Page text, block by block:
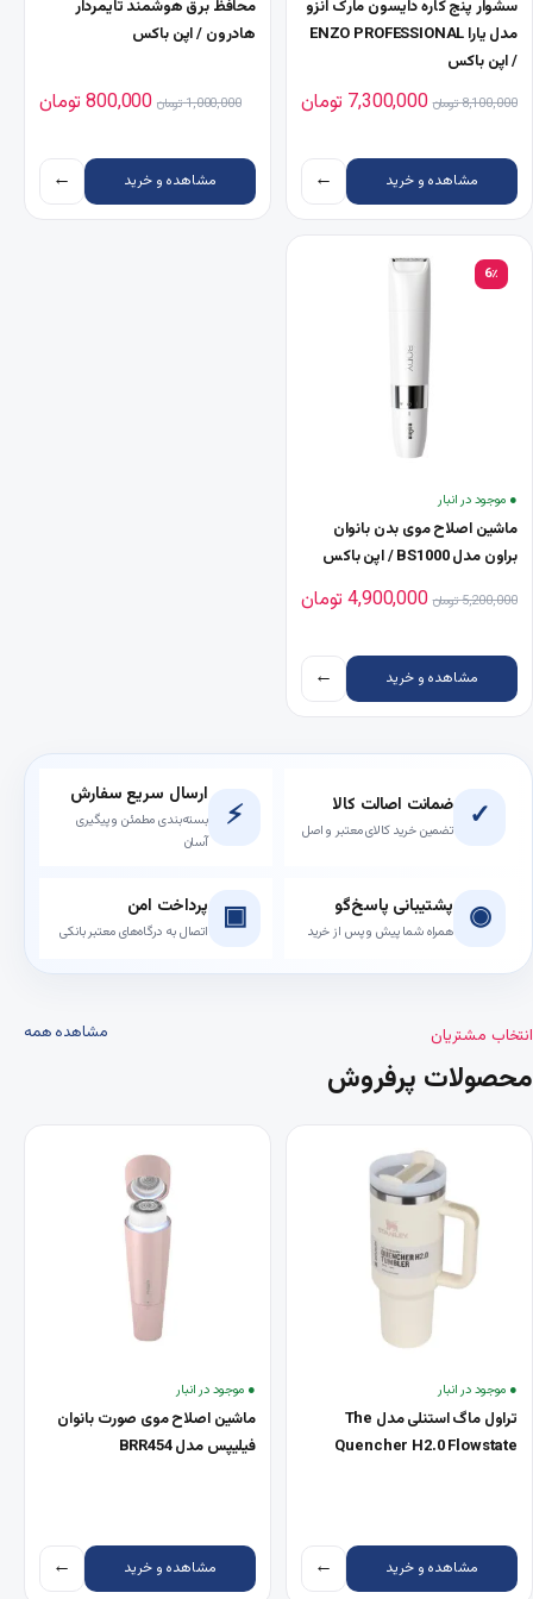
سشوار پنج کاره دایسون مارک انزو
مدل یارا ENZO PROFESSIONAL
/ اپن باکس
8,100,000تومان قیمت اصلی 8,100,000 تومان بود.
7,300,000 تومانقیمت فعلی 7,300,000 تومان است.
مشاهده و خرید ←
محافظ برق هوشمند تایمردار
هادرون / اپن باکس
1,000,000تومان قیمت اصلی 1,000,000 تومان بود.
800,000 تومانقیمت فعلی
مشاهده و خرید ←
6٪
● موجود در انبار
ماشین اصلاح موی بدن بانوان
براون مدل BS1000 / اپن باکس
5,200,000تومان قیمت اصلی 5,200,000 تومان بود.
4,900,000 تومانقیمت فعلی 4,900,000 تومان است.
مشاهده و خرید ←
✓ ضمانت اصالت کالا
تضمین خرید کالای معتبر و اصل ⚡
ارسال سریع سفارش
بسته‌بندی مطمئن و پیگیری
آسان
◉ پشتیبانی پاسخ‌گو
همراه شما پیش و پس از خرید ▣ پرداخت امن
اتصال به درگاه‌های معتبر بانکی
انتخاب مشتریان
محصولات پرفروش
مشاهده همه
● موجود در انبار
تراول ماگ استنلی مدل The
Quencher H2.0 Flowstate
مشاهده و خرید ←
● موجود در انبار
ماشین اصلاح موی صورت بانوان
فیلیپس مدل BRR454
مشاهده و خرید ←